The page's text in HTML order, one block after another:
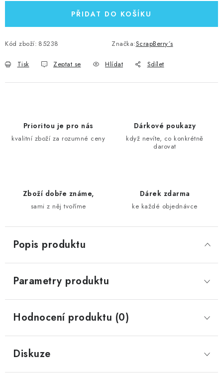
PŘIDAT DO KOŠÍKU
Kód zboží: 85238 Značka:ScrapBerry´s
Tisk Zeptat se Hlídat Sdílet
Prioritou je pro nás
kvalitní zboží za rozumné ceny
Dárkové poukazy
když nevíte, co konkrétně
darovat
Zboží dobře známe,
sami z něj tvoříme
Dárek zdarma
ke každé objednávce
Popis produktu
Parametry produktu
Hodnocení produktu (0)
Diskuze